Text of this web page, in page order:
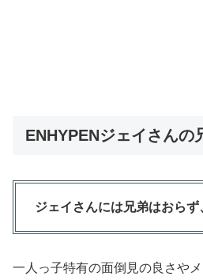
ENHYPENジェイさんの
ジェイさんには兄弟はおら
一人っ子特有の面倒見の良さや